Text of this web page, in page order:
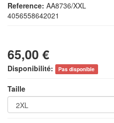
Reference: AA8736/XXL
4056558642021
65,00 €
Disponibilité: Pas disponible
Taille